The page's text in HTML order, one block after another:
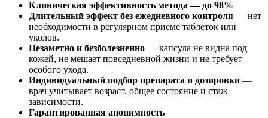
Клиническая эффективность метода — до 98%
Длительный эффект без ежедневного контроля — нет
необходимости в регулярном приеме таблеток или
уколов.
Незаметно и безболезненно — капсула не видна под
кожей, не мешает повседневной жизни и не требует
особого ухода.
Индивидуальный подбор препарата и дозировки —
врач учитывает возраст, общее состояние и стаж
зависимости.
Гарантированная анонимность